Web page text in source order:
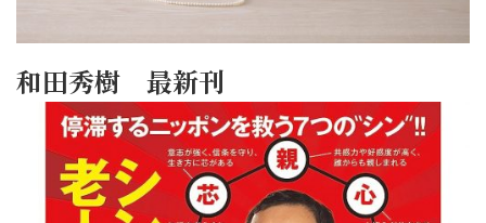
和田秀樹 最新刊